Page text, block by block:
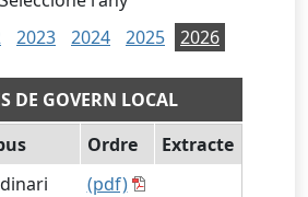
2023 2024 2025 2026
DE GOVERN LOCAL
Ordre
Extracte
(pdf)